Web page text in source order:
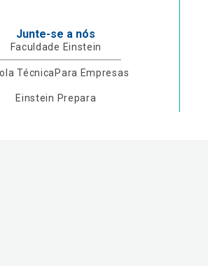
Junte-se a nós
Faculdade Einstein
Técnica Para Empresas
Einstein Prepara